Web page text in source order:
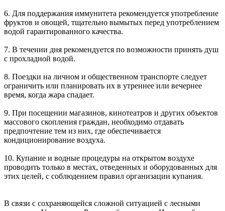
6. Для поддержания иммунитета рекомендуется употребление
фруктов и овощей, тщательно вымытых перед употреблением
водой гарантированного качества.
7. В течении дня рекомендуется по возможности принять душ
с прохладной водой.
8. Поездки на личном и общественном транспорте следует
ограничить или планировать их в утреннее или вечернее
время, когда жара спадает.
9. При посещении магазинов, кинотеатров и других объектов
массового скопления граждан, необходимо отдавать
предпочтение тем из них, где обеспечивается
кондиционирование воздуха.
10. Купание и водные процедуры на открытом воздухе
проводить только в местах, отведенных и оборудованных для
этих целей, с соблюдением правил организации купания.
В связи с сохраняющейся сложной ситуацией с лесными